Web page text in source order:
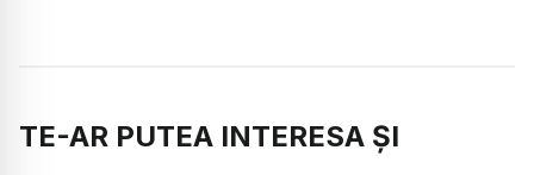
TE-AR PUTEA INTERESA ȘI